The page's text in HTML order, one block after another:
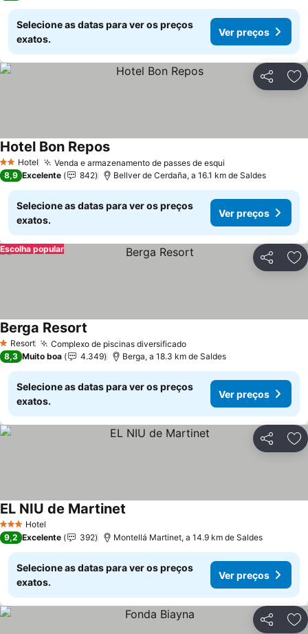
Selecione as datas para ver os preços
exatos.
Ver preços
Partilhar
2 Estrelas
Hotel Venda e armazenamento de passes de esqui
Hotel Bon Repos
8,9 Excelente 842 Bellver de Cerdaña, a 16.1 km de Saldes
Selecione as datas para ver os preços
exatos.
Ver preços
Partilhar
Escolha popular
1 Estrelas
Resort Complexo de piscinas diversificado
Berga Resort
8,3 Muito boa 4.349 Berga, a 18.3 km de Saldes
Selecione as datas para ver os preços
exatos.
Ver preços
Partilhar
3 EstrelasHotel
EL NIU de Martinet
9,2 Excelente 392 Montellá Martinet, a 14.9 km de Saldes
Selecione as datas para ver os preços
exatos.
Ver preços
Partilhar